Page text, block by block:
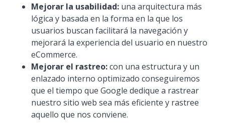
Mejorar la usabilidad: una arquitectura más
lógica y basada en la forma en la que los
usuarios buscan facilitará la navegación y
mejorará la experiencia del usuario en nuestro
eCommerce.
Mejorar el rastreo:con una estructura y un
enlazado interno optimizado conseguiremos
que el tiempo que Google dedique a rastrear
nuestro sitio web sea más eficiente y rastree
aquello que nos conviene.